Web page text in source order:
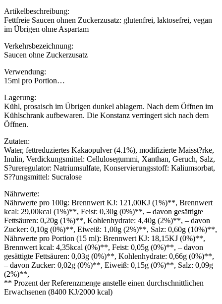
Artikelbeschreibung:
Fettfreie Saucen ohnen Zuckerzusatz: glutenfrei, laktosefrei, vegan
im Übrigen ohne Aspartam
Verkehrsbezeichnung:
Saucen ohne Zuckerzusatz
Verwendung:
15ml pro Portion…
Lagerung:
Kühl, prosaisch im Übrigen dunkel ablagern. Nach dem Öffnen im
Kühlschrank aufbewaren. Die Konstanz verringert sich nach dem
Öffnen.
Zutaten:
Water, fettreduziertes Kakaopulver (4.1%), modifizierte Maisst?rke,
Inulin, Verdickungsmittel: Cellulosegummi, Xanthan, Geruch, Salz,
S?ureregulator: Natriumsulfate, Konservierungsstoff: Kaliumsorbat,
S??ungsmittel: Sucralose
Nährwerte:
Nährwerte pro 100g: Brennwert KJ: 121,00KJ (1%)**, Brennwert
kcal: 29,00kcal (1%)**, Feist: 0,30g (0%)**, – davon gesättigte
Fettsäuren: 0,20g (1%)**, Kohlenhydrate: 4,40g (2%)**, – davon
Zucker: 0,10g (0%)**, Eiweiß: 1,00g (2%)**, Salz: 0,60g (10%)**,
Nährwerte pro Portion (15 ml): Brennwert KJ: 18,15KJ (0%)**,
Brennwert kcal: 4,35kcal (0%)**, Feist: 0,05g (0%)**, – davon
gesättigte Fettsäuren: 0,03g (0%)**, Kohlenhydrate: 0,66g (0%)**,
– davon Zucker: 0,02g (0%)**, Eiweiß: 0,15g (0%)**, Salz: 0,09g
(2%)**,
** Prozent der Referenzmenge anstelle einen durchschnittlichen
Erwachsenen (8400 KJ/2000 kcal)